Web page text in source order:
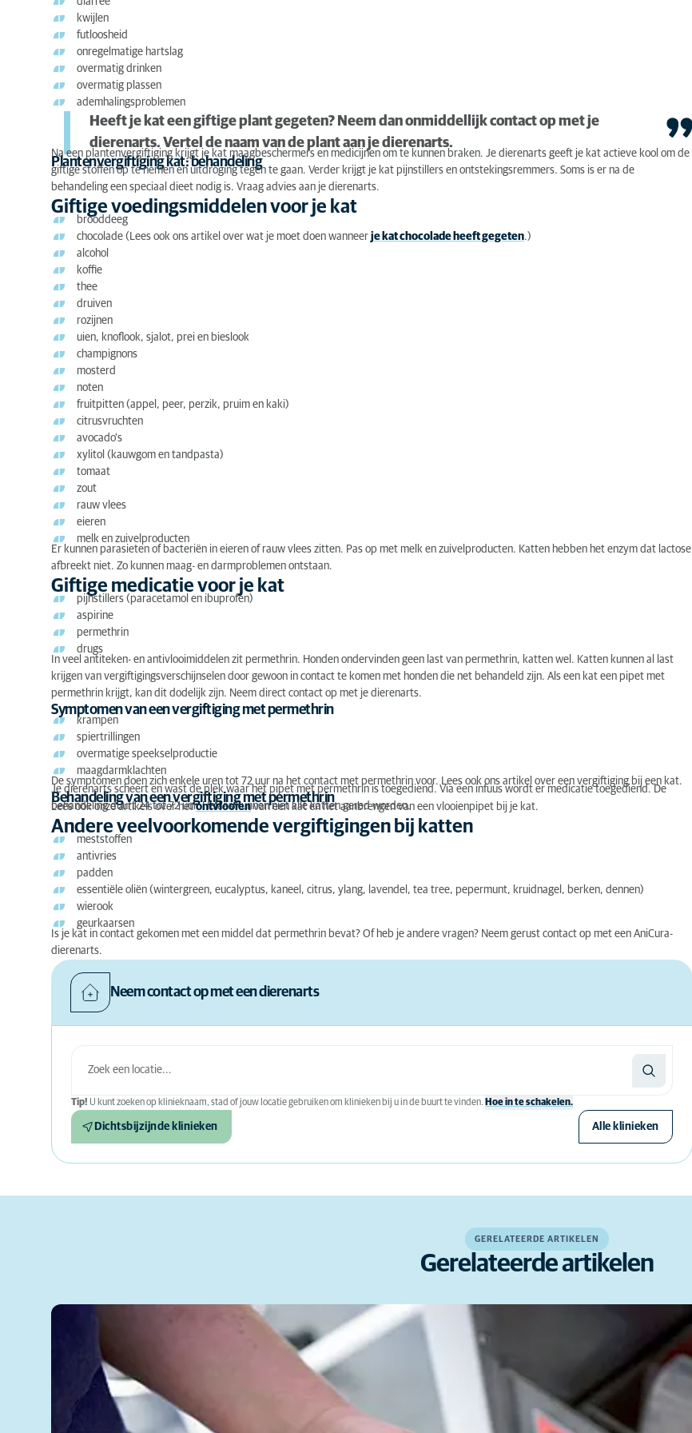
kwijlen
futloosheid
onregelmatige hartslag
overmatig drinken
overmatig plassen
ademhalingsproblemen
Heeft je kat een giftige plant gegeten? Neem dan onmiddellijk contact op met je
dierenarts. Vertel de naam van de plant aan je dierenarts.
Plantenvergiftiging kat: behandeling
Na een plantenvergiftiging krijgt je kat maagbeschermers en medicijnen om te kunnen braken. Je dierenarts geeft je kat actieve kool om de
giftige stoffen op te nemen en uitdroging tegen te gaan. Verder krijgt je kat pijnstillers en ontstekingsremmers. Soms is er na de
behandeling een speciaal dieet nodig is. Vraag advies aan je dierenarts.
Giftige voedingsmiddelen voor je kat
brooddeeg
chocolade (Lees ook ons artikel over wat je moet doen wanneer je kat chocolade heeft gegeten.)
alcohol
koffie
thee
druiven
rozijnen
uien, knoflook, sjalot, prei en bieslook
champignons
mosterd
noten
fruitpitten (appel, peer, perzik, pruim en kaki)
citrusvruchten
avocado's
xylitol (kauwgom en tandpasta)
tomaat
zout
rauw vlees
eieren
melk en zuivelproducten
Er kunnen parasieten of bacteriën in eieren of rauw vlees zitten. Pas op met melk en zuivelproducten. Katten hebben het enzym dat lactose
afbreekt niet. Zo kunnen maag- en darmproblemen ontstaan.
Giftige medicatie voor je kat
pijnstillers (paracetamol en ibuprofen)
aspirine
permethrin
drugs
In veel antiteken- en antivlooimiddelen zit permethrin. Honden ondervinden geen last van permethrin, katten wel. Katten kunnen al last
krijgen van vergiftigingsverschijnselen door gewoon in contact te komen met honden die net behandeld zijn. Als een kat een pipet met
permethrin krijgt, kan dit dodelijk zijn. Neem direct contact op met je dierenarts.
Symptomen van een vergiftiging met permethrin
krampen
spiertrillingen
overmatige speekselproductie
maagdarmklachten
De symptomen doen zich enkele uren tot 72 uur na het contact met permethrin voor. Lees ook ons artikel over een vergiftiging bij een kat.
Behandeling van een vergiftiging met permethrin
Je dierenarts scheert en wast de plek waar het pipet met permethrin is toegediend. Via een infuus wordt er medicatie toegediend. De
behandeling duurt 24 tot 72 uur. Helaas kunnen niet alle katten gered worden.
Lees ook onze artikels over hetontvlooienvan een kat en het aanbrengen van een vlooienpipet bij je kat.
Andere veelvoorkomende vergiftigingen bij katten
meststoffen
antivries
padden
essentiële oliën (wintergreen, eucalyptus, kaneel, citrus, ylang, lavendel, tea tree, pepermunt, kruidnagel, berken, dennen)
wierook
geurkaarsen
Is je kat in contact gekomen met een middel dat permethrin bevat? Of heb je andere vragen? Neem gerust contact op met een AniCura-
dierenarts.
Neem contact op met een dierenarts
Tip! U kunt zoeken op klinieknaam, stad of jouw locatie gebruiken om klinieken bij u in de buurt te vinden. Hoe in te schakelen.
Dichtsbijzijnde klinieken Alle klinieken
GERELATEERDE ARTIKELEN
Gerelateerde artikelen